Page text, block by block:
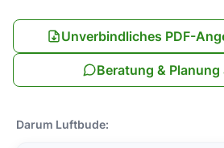
Unverbindliches PDF-
Beratung & Planung
Darum Luftbude: